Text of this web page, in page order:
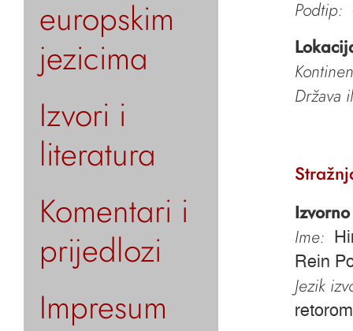
europskim
jezicima
Izvori i
literatura
Komentari i
prijedlozi
Impresum
Podtip:
Država
Ime:
Rein
Jezik